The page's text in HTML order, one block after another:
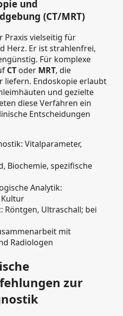
und
(CT/MRT)
Praxis vielseitig für
Herz. Er ist strahlenfrei,
Für komplexe
CT oder MRT, die
liefern. Endoskopie erlaubt
und gezielte
diese Verfahren ein
Entscheidungen
Vitalparameter,
Biochemie, spezifische
Analytik:
Kultur
Röntgen, Ultraschall; bei
mit
Radiologen
zur